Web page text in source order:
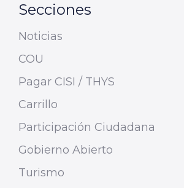
Secciones
Noticias
COU
Pagar CISI / THYS
Carrillo
Participación Ciudadana
Gobierno Abierto
Turismo